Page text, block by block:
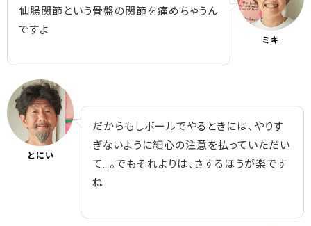
仙腸関節という骨盤の関節を痛めちゃうん
ですよ
ミキ
とにい
だからもしボールでやるときには、やりす
ぎないように細心の注意を払っていただい
て…。でもそれよりは、さするほうが楽です
ね